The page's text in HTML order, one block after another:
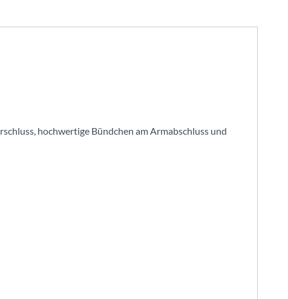
hochwertige Bündchen am Armabschluss und